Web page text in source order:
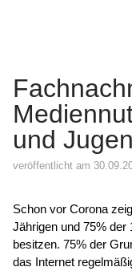
und
veröffentlicht am
Schon vor Corona
Jährigen und 75% der
besitzen. 75% der
das Internet